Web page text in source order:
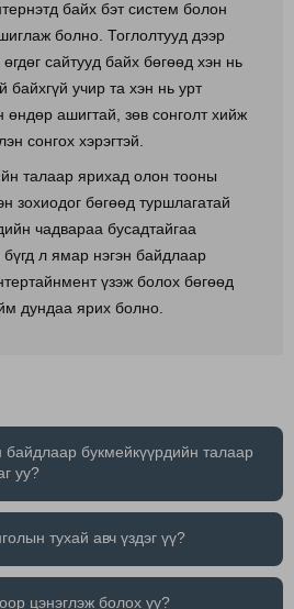
байх бэт систем болон
болно. Тоглолтууд дээр
сайтууд байх бөгөөд хэн нь
байхгүй учир та хэн нь урт
өндөр ашигтай, зөв сонголт хийж
сонгох хэрэгтэй.
талаар ярихад олон тооны
зохиодог бөгөөд туршлагатай
чадвараа бусадтайгаа
бүгд л ямар нэгэн байдлаар
үзэж болох бөгөөд
дундаа ярих болно.
байдлаар букмейкүүрдийн талаар
уу?
тухай авч үздэг үү?
цэнэглэж болох уу?